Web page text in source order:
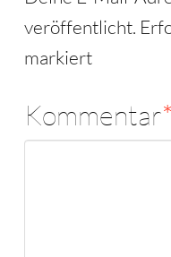
veröffentlicht.
markiert
Kommentar*